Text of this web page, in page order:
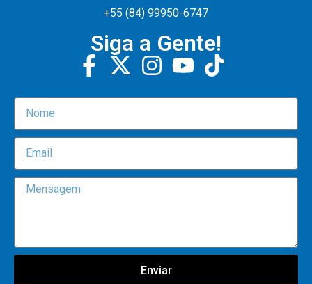
+55 (84) 99950-6747
Siga a Gente!
Enviar